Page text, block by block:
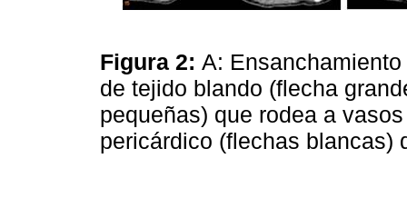
Figura 2: A:
de tejido blando (flecha
pequeñas) que rodea a
pericárdico (flechas blancas)